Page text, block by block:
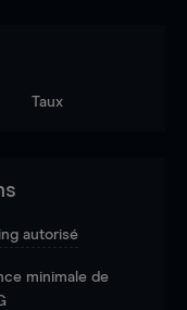
Taux
autorisé
minimale de